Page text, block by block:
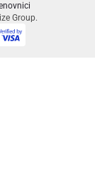
Group.